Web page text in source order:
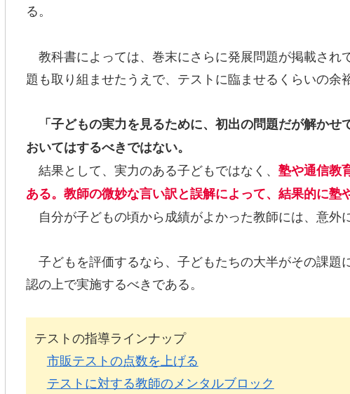
る。
教科書によっては、巻末にさらに発展問題が掲載され
題も取り組ませたうえで、テストに臨ませるくらいの余
「子どもの実力を見るために、初出の問題だが解か
おいてはするべきではない。
結果として、実力のある子どもではなく、 塾や通信教
ある。教師の微妙な言い訳と誤解によって、結果的に塾
自分が子どもの頃から成績がよかった教師には、意外
子どもを評価するなら、子どもたちの大半がその課題
認の上で実施するべきである。
テストの指導ラインナップ
市販テストの点数を上げる
テストに対する教師のメンタルブロック